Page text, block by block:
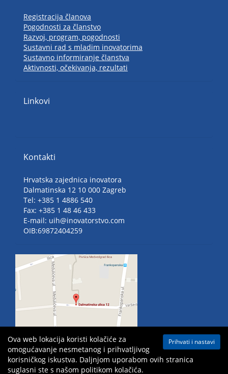
Registracija članova
Pogodnosti za članstvo
Razvoj, program, pogodnosti
Sustavni rad s mladim inovatorima
Sustavno informiranje članstva
Aktivnosti, očekivanja, rezultati
Linkovi
Kontakti
Hrvatska zajednica inovatora
Dalmatinska 12 10 000 Zagreb
Tel: +385 1 4886 540
Fax: +385 1 48 46 433
E-mail: uih@inovatorstvo.com
OIB:69872404259
Mapa weba | Sva prava pridržana ©2026 Hrvatska zajednica
Prihvati i nastavi
Ova web lokacija koristi kolačiće za
omogućavanje nesmetanog i prihvatljivog
korisničkog iskustva. Daljnjom uporabom ovih stranica
suglasni ste s našom politikom kolačića.